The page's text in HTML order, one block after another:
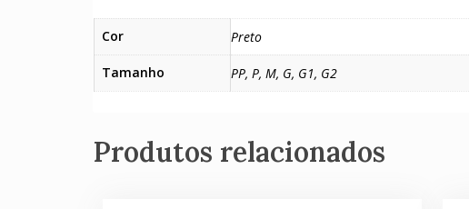
Cor Preto
Tamanho PP, P, M, G, G1, G2
Produtos relacionados